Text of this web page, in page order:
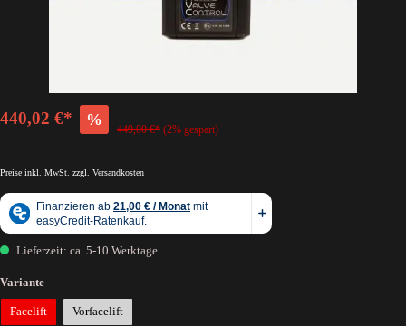
440,02 €* %
449,00 €* (2% gespart)
Preise inkl. MwSt. zzgl. Versandkosten
Lieferzeit: ca. 5-10 Werktage
Variante
Facelift Vorfacelift